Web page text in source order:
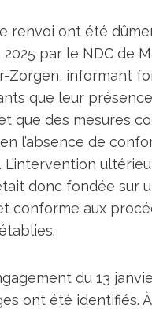
renvoi ont été
par le NDC de
Zorgen, informant
que leur présence
que des mesures
l’absence de
donc fondée sur
conforme aux
du 13
ont été identifiés.